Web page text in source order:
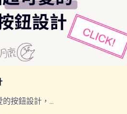
按鈕設計，...